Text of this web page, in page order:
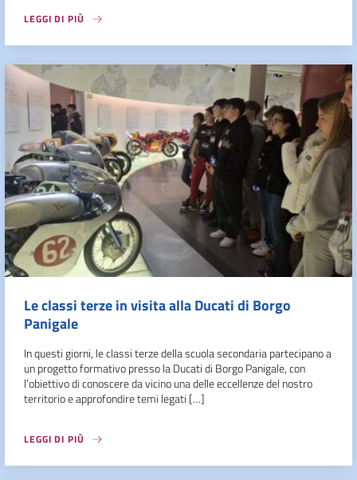
LEGGI DI PIÙ
Le classi terze in visita alla Ducati di Borgo
Panigale
In questi giorni, le classi terze della scuola secondaria partecipano a
un progetto formativo presso la Ducati di Borgo Panigale, con
l’obiettivo di conoscere da vicino una delle eccellenze del nostro
territorio e approfondire temi legati […]
LEGGI DI PIÙ